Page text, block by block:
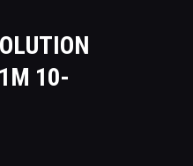
10-